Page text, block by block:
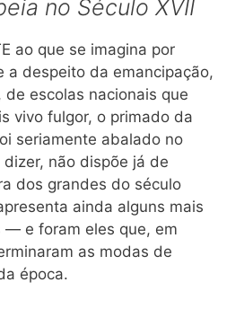
no Século XVII
ao que se imagina por
a despeito da emancipação,
de escolas nacionais que
vivo fulgor, o primado da
seriamente abalado no
não dispõe já de
dos grandes do século
ainda alguns mais
— e foram eles que, em
as modas de
época.